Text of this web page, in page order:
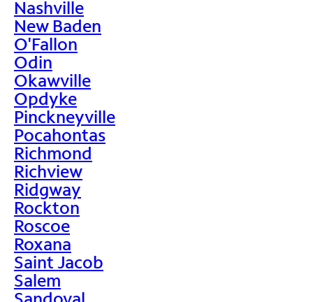
Nashville
New Baden
O'Fallon
Odin
Okawville
Opdyke
Pinckneyville
Pocahontas
Richmond
Richview
Ridgway
Rockton
Roscoe
Roxana
Saint Jacob
Salem